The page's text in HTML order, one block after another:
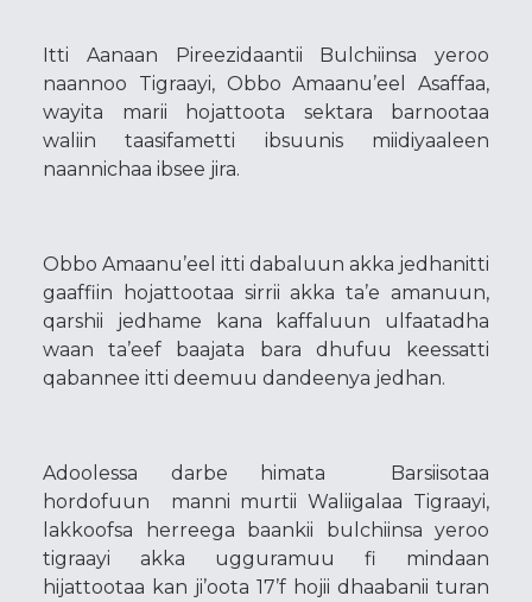
Itti Aanaan Pireezidaantii Bulchiinsa yeroo
naannoo Tigraayi, Obbo Amaanu’eel Asaffaa,
wayita marii hojattoota sektara barnootaa
waliin taasifametti ibsuunis miidiyaaleen
naannichaa ibsee jira.
Obbo Amaanu’eel itti dabaluun akka jedhanitti
gaaffiin hojattootaa sirrii akka ta’e amanuun,
qarshii jedhame kana kaffaluun ulfaatadha
waan ta’eef baajata bara dhufuu keessatti
qabannee itti deemuu dandeenya jedhan.
Adoolessa darbe himata Barsiisotaa
hordofuun manni murtii Waliigalaa Tigraayi,
lakkoofsa herreega baankii bulchiinsa yeroo
tigraayi akka ugguramuu fi mindaan
hijattootaa kan ji’oota 17’f hojii dhaabanii turan